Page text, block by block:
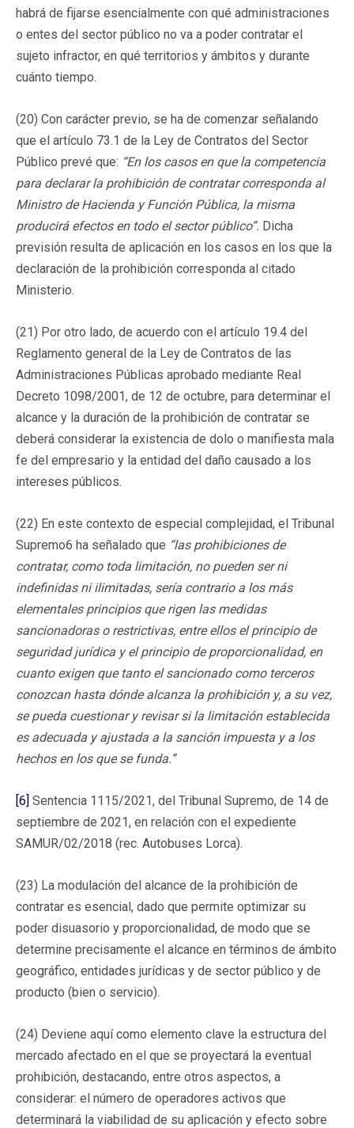
habrá de fijarse esencialmente con qué administraciones
o entes del sector público no va a poder contratar el
sujeto infractor, en qué territorios y ámbitos y durante
cuánto tiempo.
(20) Con carácter previo, se ha de comenzar señalando
que el artículo 73.1 de la Ley de Contratos del Sector
Público prevé que: “En los casos en que la competencia
para declarar la prohibición de contratar corresponda al
Ministro de Hacienda y Función Pública, la misma
producirá efectos en todo el sector público”. Dicha
previsión resulta de aplicación en los casos en los que la
declaración de la prohibición corresponda al citado
Ministerio.
(21) Por otro lado, de acuerdo con el artículo 19.4 del
Reglamento general de la Ley de Contratos de las
Administraciones Públicas aprobado mediante Real
Decreto 1098/2001, de 12 de octubre, para determinar el
alcance y la duración de la prohibición de contratar se
deberá considerar la existencia de dolo o manifiesta mala
fe del empresario y la entidad del daño causado a los
intereses públicos.
(22) En este contexto de especial complejidad, el Tribunal
Supremo6 ha señalado que “las prohibiciones de
contratar, como toda limitación, no pueden ser ni
indefinidas ni ilimitadas, sería contrario a los más
elementales principios que rigen las medidas
sancionadoras o restrictivas, entre ellos el principio de
seguridad jurídica y el principio de proporcionalidad, en
cuanto exigen que tanto el sancionado como terceros
conozcan hasta dónde alcanza la prohibición y, a su vez,
se pueda cuestionar y revisar si la limitación establecida
es adecuada y ajustada a la sanción impuesta y a los
hechos en los que se funda.”
[6] Sentencia 1115/2021, del Tribunal Supremo, de 14 de
septiembre de 2021, en relación con el expediente
SAMUR/02/2018 (rec. Autobuses Lorca).
(23) La modulación del alcance de la prohibición de
contratar es esencial, dado que permite optimizar su
poder disuasorio y proporcionalidad, de modo que se
determine precisamente el alcance en términos de ámbito
geográfico, entidades jurídicas y de sector público y de
producto (bien o servicio).
(24) Deviene aquí como elemento clave la estructura del
mercado afectado en el que se proyectará la eventual
prohibición, destacando, entre otros aspectos, a
considerar: el número de operadores activos que
determinará la viabilidad de su aplicación y efecto sobre